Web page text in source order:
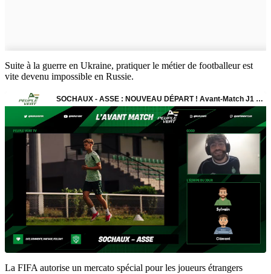
Suite à la guerre en Ukraine, pratiquer le métier de footballeur est
vite devenu impossible en Russie.
La FIFA autorise un mercato spécial pour les joueurs étrangers